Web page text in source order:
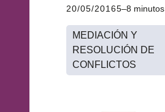
20/05/20165–8 minutos
MEDIACIÓN Y
RESOLUCIÓN DE
CONFLICTOS